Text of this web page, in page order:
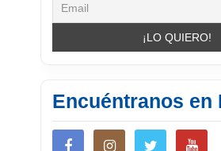
Encuéntranos en